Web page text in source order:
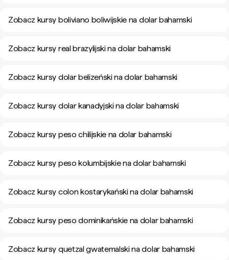
Zobacz kursy boliviano boliwijskie na dolar bahamski
Zobacz kursy real brazylijski na dolar bahamski
Zobacz kursy dolar belizeński na dolar bahamski
Zobacz kursy dolar kanadyjski na dolar bahamski
Zobacz kursy peso chilijskie na dolar bahamski
Zobacz kursy peso kolumbijskie na dolar bahamski
Zobacz kursy colon kostarykański na dolar bahamski
Zobacz kursy peso dominikańskie na dolar bahamski
Zobacz kursy quetzal gwatemalski na dolar bahamski